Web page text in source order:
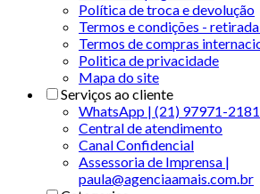
Política de troca e devolução
Termos e condições -
Termos de compras
Politica de privacidade
Mapa do site
Serviços ao cliente
WhatsApp | (21) 97971-2181
Central de atendimento
Canal Confidencial
Assessoria de Imprensa |
paula@agenciaamais.com.br